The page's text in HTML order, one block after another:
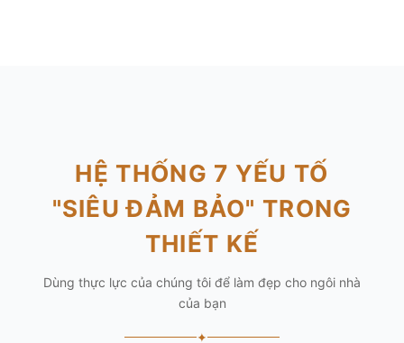
HỆ THỐNG 7 YẾU TỐ
"SIÊU ĐẢM BẢO" TRONG
THIẾT KẾ
Dùng thực lực của chúng tôi để làm đẹp cho ngôi nhà
của bạn
✦